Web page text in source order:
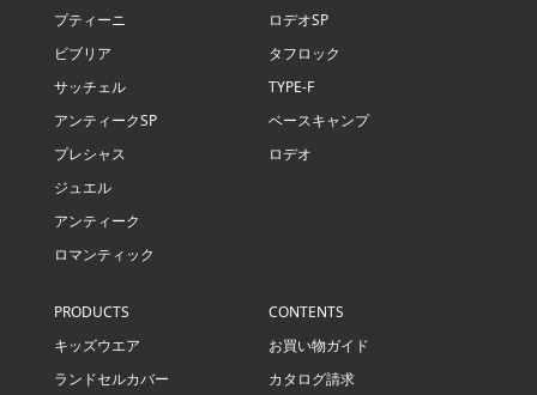
プティーニ
ビブリア
サッチェル
アンティークSP
プレシャス
ジュエル
アンティーク
ロマンティック
ロデオSP
タフロック
TYPE-F
ベースキャンプ
ロデオ
PRODUCTS
キッズウエア
ランドセルカバー
CONTENTS
お買い物ガイド
カタログ請求